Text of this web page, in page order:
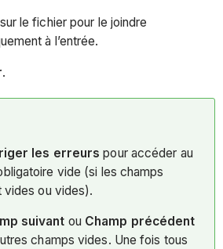
le fichier pour le joindre
à l’entrée.
.
les erreurs pour accéder au
vide (si les champs
vides ou vides).
suivant ou Champ précédent
champs vides. Une fois tous